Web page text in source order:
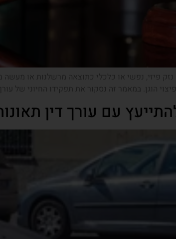
פיזי, נפשי או כלכלי כתוצאה מרשלנות או
הוגן. במאמר זה נסקור את תפקידו החיוני של
עם עורך דין